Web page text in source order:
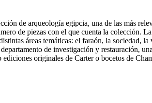
de arqueología egipcia, una de las más
de piezas con el que cuenta la colección.
áreas temáticas: el faraón, la
de investigación y restauración,
originales de Carter o bocetos de